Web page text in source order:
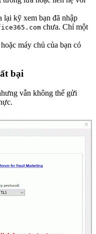
lại kỹ xem bạn đã nhập
chưa. Chỉ một
máy chủ của bạn có
bại
vẫn không thể gửi